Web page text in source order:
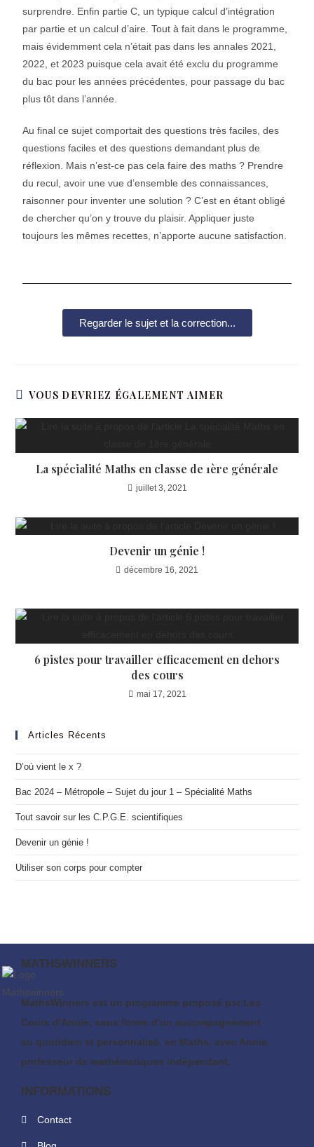
surprendre. Enfin partie C, un typique calcul d’intégration
par partie et un calcul d’aire. Tout à fait dans le programme,
mais évidemment cela n’était pas dans les annales 2021,
2022, et 2023 puisque cela avait été exclu du programme
du bac pour les années précédentes, pour passage du bac
plus tôt dans l’année.
Au final ce sujet comportait des questions très faciles, des
questions faciles et des questions demandant plus de
réflexion. Mais n’est-ce pas cela faire des maths ? Prendre
du recul, avoir une vue d’ensemble des connaissances,
raisonner pour inventer une solution ? C’est en étant obligé
de chercher qu’on y trouve du plaisir. Appliquer juste
toujours les mêmes recettes, n’apporte aucune satisfaction.
Regarder le sujet et la correction...
VOUS DEVRIEZ ÉGALEMENT AIMER
La spécialité Maths en classe de 1ère générale
juillet 3, 2021
Devenir un génie !
décembre 16, 2021
6 pistes pour travailler efficacement en dehors
des cours
mai 17, 2021
Articles Récents
D’où vient le x ?
Bac 2024 – Métropole – Sujet du jour 1 – Spécialité Maths
Tout savoir sur les C.P.G.E. scientifiques
Devenir un génie !
Utiliser son corps pour compter
MATHSWINNERS
MathsWinners est un programme proposé par Les
Cours d'Annie, sous forme d'un accompagnement
au quotidien et personnalisé, en Maths, avec Annie,
professeur de mathématiques indépendant.
INFORMATIONS
Contact